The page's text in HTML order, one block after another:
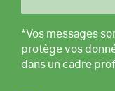
*Vos messages
protège vos
dans un cadre